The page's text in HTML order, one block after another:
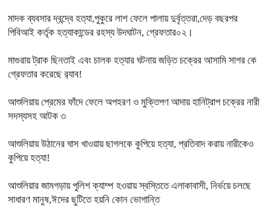
মাদক ব্যবসার দ্বন্দ্বে হত্যা,পুকুরে লাশ ফেলে পালায় দুর্বৃত্তরা,দেড় বছরপর
পিবিআই কর্তৃক হত্যাকান্ডের রহস্য উদঘাটন, গ্রেফতার০২।
মাগুরায় ট্রাক ছিনতাই এবং চালক হত্যার ঘটনায় জড়িত চক্রের আসামি সাগর কে
গ্রেফতার করেছে র‍্যাব!
আশুলিয়ায় প্রেমের ফাঁদে ফেলে অপহরণ ও মুক্তিপণ আদায় হানিট্রাপ চক্রের নারী
সদস্যসহ আটক ৩
আশুলিয়ায় উঠানের ঘাস খাওয়ায় ছাগলকে কুপিয়ে হত্যা, প্রতিবাদ করায় নারীকেও
কুপিয়ে হত্যা!
আশুলিয়ার জামগড়ায় পুলিশ ক্যাম্প হওয়ায় স্বস্তিতে এলাকাবাসী, নির্ভয়ে চলছে
সাধারণ মানুষ,ঈদের ছুটিতে হয়নি কোন ভোগান্তি